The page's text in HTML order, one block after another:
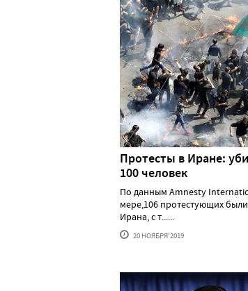
Протесты в Иране:
100 человек
По данным Amnesty
мере,106 протестующих
Ирана, с т......
20 НОЯБРЯ'2019